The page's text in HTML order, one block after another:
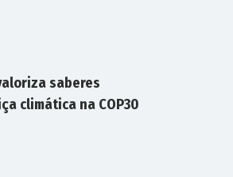
saberes
climática na COP30